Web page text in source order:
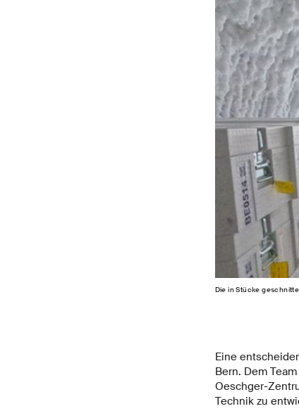
Die in Stücke
Eine
Bern. Dem
Oeschger-
Technik zu